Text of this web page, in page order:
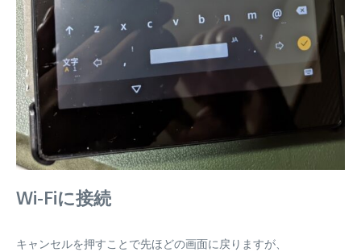
Wi-Fiに接続
キャンセルを押すことで先ほどの画面に戻りますが、